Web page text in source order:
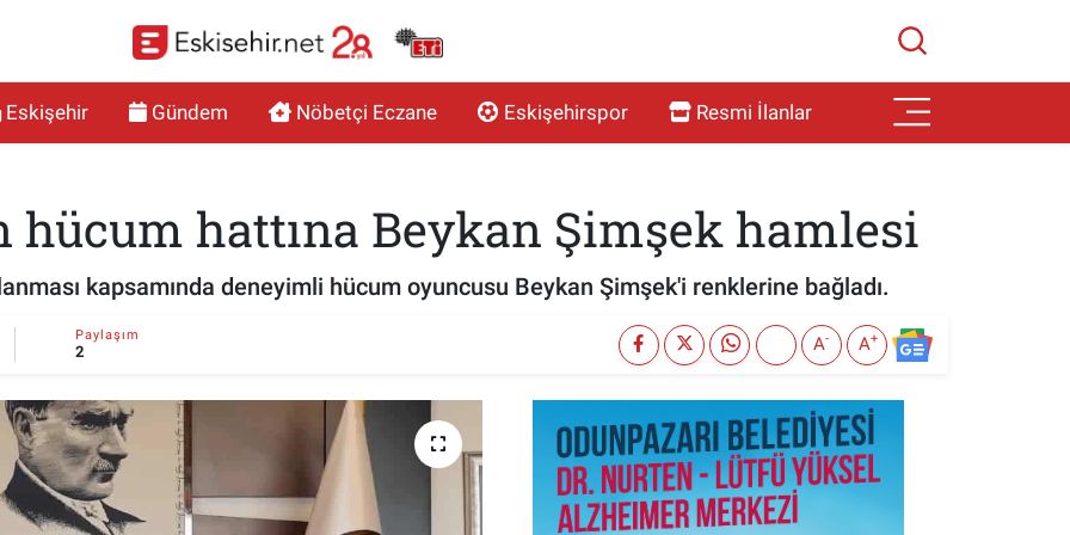
Eskişehir Gündem Nöbetçi Eczane Eskişehirspor Resmi İlanlar
hattına Beykan Şimşek hamlesi
kapsamında deneyimli hücum oyuncusu Beykan Şimşek'i renklerine bağladı.
Paylaşım
2 A- A+